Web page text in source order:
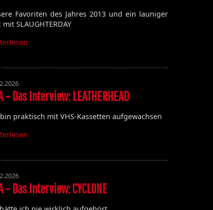
Favoriten des Jahres 2013 und ein launiger
mit SLAUGHTERDAY
– Das Interview: LEATHERHEAD
praktisch mit VHS-Kassetten aufgewachsen
– Das Interview: CYCLONE